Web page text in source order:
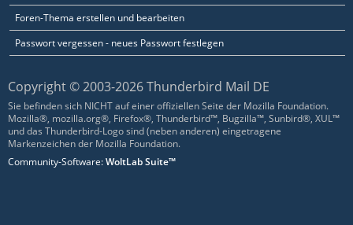
Foren-Thema erstellen und bearbeiten
Passwort vergessen - neues Passwort festlegen
Copyright © 2003-2026 Thunderbird Mail DE
Sie befinden sich NICHT auf einer offiziellen Seite der Mozilla Foundation.
Mozilla®, mozilla.org®, Firefox®, Thunderbird™, Bugzilla™, Sunbird®, XUL™
und das Thunderbird-Logo sind (neben anderen) eingetragene
Markenzeichen der Mozilla Foundation.
Community-Software:WoltLab Suite™